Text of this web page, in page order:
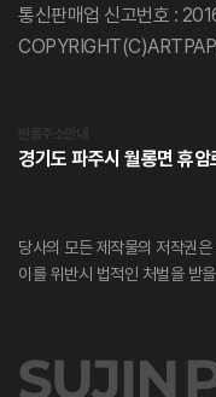
통신판매업 신고번호 :
경기도 파주시 월롱면 휴
당사의 모든 제작물의 저작권은
이를 위반시 법적인 처벌을 받